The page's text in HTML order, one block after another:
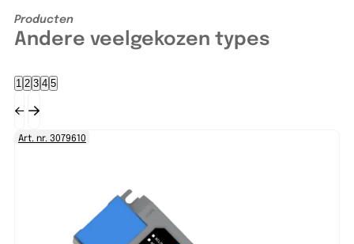
Producten
Andere veelgekozen types
1 2 3 4 5
Art. nr. 3079610